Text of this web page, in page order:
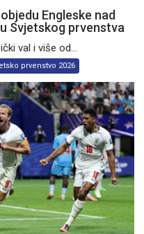
Engleske nad
Svjetskog prvenstva
val i više od...
prvenstvo 2026